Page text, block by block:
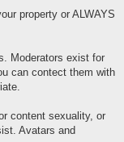
property or ALWAYS
Moderators exist for
can contect them with
content sexuality, or
Avatars and